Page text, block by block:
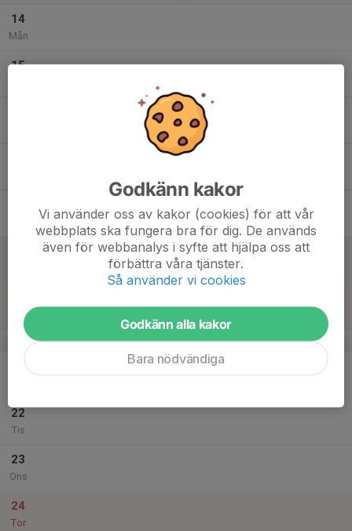
14
Mån
15
Sön
v.52
22
Tis
23
Ons
24
Tor
Godkänn kakor
Vi använder oss av kakor (cookies) för att vår
webbplats ska fungera bra för dig. De används
även för webbanalys i syfte att hjälpa oss att
förbättra våra tjänster.
Så använder vi cookies
Godkänn alla kakor
Bara nödvändiga